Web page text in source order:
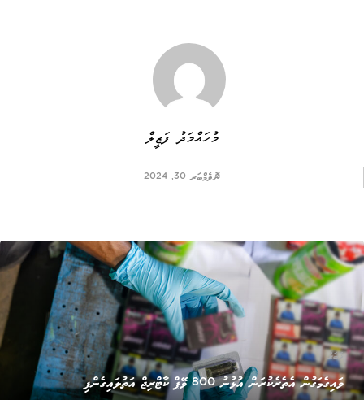
މުހައްމަދު ފަޒީލް
ނޮވެމްބަރ 30, 2024
ޚަބަރު
ވައިގެމަގުން އެތެރެކުރަން އުޅުނު 800 ވޭޕް ކާޓްރިޖް އަތުލައިގެންފި